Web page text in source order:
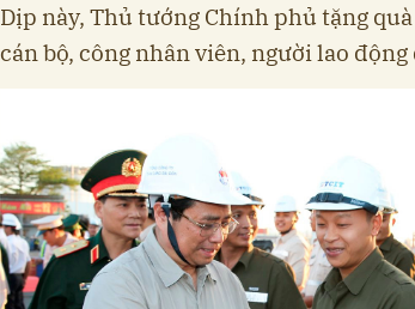
Dịp này, Thủ tướng Chính phủ tặng
cán bộ, công nhân viên, người lao động